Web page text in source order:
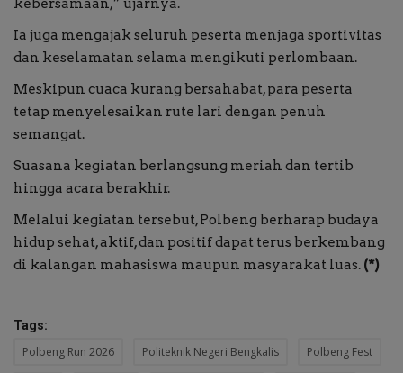
kebersamaan,” ujarnya.
Ia juga mengajak seluruh peserta menjaga sportivitas
dan keselamatan selama mengikuti perlombaan.
Meskipun cuaca kurang bersahabat, para peserta
tetap menyelesaikan rute lari dengan penuh
semangat.
Suasana kegiatan berlangsung meriah dan tertib
hingga acara berakhir.
Melalui kegiatan tersebut, Polbeng berharap budaya
hidup sehat, aktif, dan positif dapat terus berkembang
di kalangan mahasiswa maupun masyarakat luas. (*)
Tags:
Polbeng Run 2026 Politeknik Negeri Bengkalis Polbeng Fest